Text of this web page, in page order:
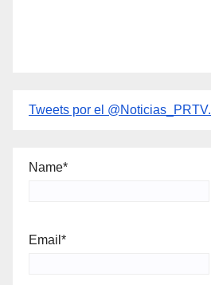
Tweets por el @Noticias_PRTV.
Name*
Email*